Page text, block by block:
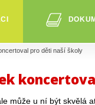
pro děti naší školy
může u ní být skvělá